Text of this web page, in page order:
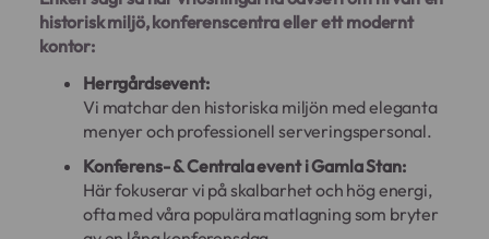
historisk miljö, konferenscentra eller ett modernt
kontor:
Herrgårdsevent:
Vi matchar den historiska miljön med eleganta
menyer och professionell serveringspersonal.
Konferens- & Centrala event i Gamla Stan:
Här fokuserar vi på skalbarhet och hög energi,
ofta med våra populära matlagning som bryter